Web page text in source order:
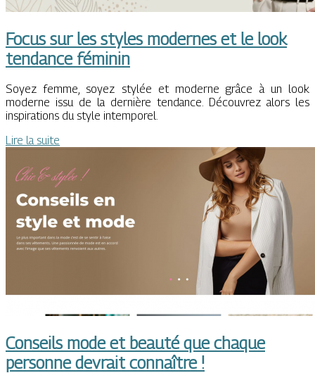
Focus sur les styles modernes et le look
tendance féminin
Soyez femme, soyez stylée et moderne grâce à un look
moderne issu de la dernière tendance. Découvrez alors les
inspirations du style intemporel.
Lire la suite
Conseils mode et beauté que chaque
personne devrait connaître !